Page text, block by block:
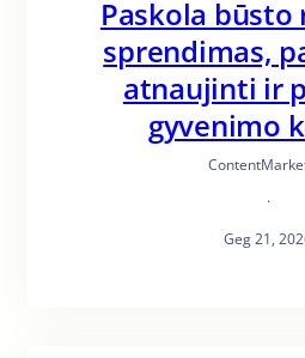
Paskola
sprendimas,
atnaujinti ir
gyvenimo
·
Geg 21,